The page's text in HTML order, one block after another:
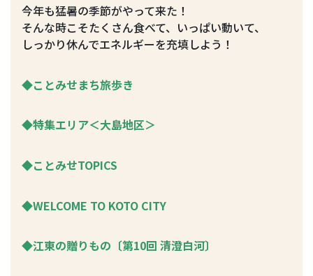
今年も猛暑の季節がやって来た！
そんな時こそたくさん食べて、いっぱい動いて、
しっかり休んでエネルギーを充填しよう！
◆ことみせまち旅歩き
◆特集エリア＜大島地区＞
◆ことみせTOPICS
◆WELCOME TO KOTO CITY
◆江東の贈りもの 〔第10回 清澄白河〕